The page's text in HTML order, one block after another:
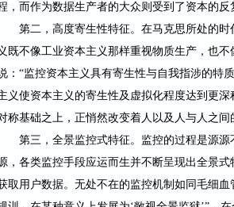
，而作为数据生产者的大众则受到了资本的反
第二，高度寄生性特征。在马克思所处的
义既不像工业资本主义那样重视物质生产，也
： “监控资本主义具有寄生性与自我指涉的特
义使资本主义的寄生性及虚拟化程度达到更
称基础之上，正悄然改变着人以及人与人之间
第三，全景监控式特征。监控的过程是源
，各类监控手段应运而生并不断呈现出全景
取用户数据。无处不在的监控机制如同毛细